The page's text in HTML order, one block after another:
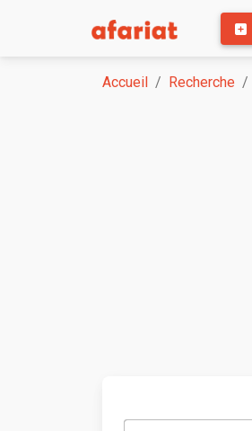
Accueil Recherche